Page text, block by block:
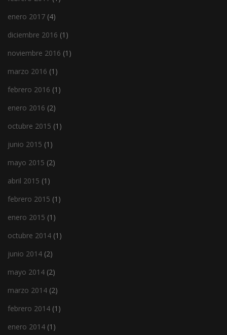
enero 2017 (4)
diciembre 2016 (1)
noviembre 2016 (1)
marzo 2016 (1)
febrero 2016 (1)
enero 2016 (2)
octubre 2015 (1)
junio 2015 (1)
mayo 2015 (2)
abril 2015 (1)
febrero 2015 (1)
enero 2015 (1)
octubre 2014 (1)
junio 2014 (2)
mayo 2014 (2)
marzo 2014 (2)
febrero 2014 (1)
enero 2014 (1)